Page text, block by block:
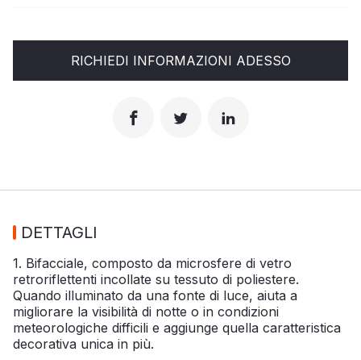
RICHIEDI INFORMAZIONI ADESSO
DETTAGLI
1. Bifacciale, composto da microsfere di vetro
retroriflettenti incollate su tessuto di poliestere.
Quando illuminato da una fonte di luce, aiuta a
migliorare la visibilità di notte o in condizioni
meteorologiche difficili e aggiunge quella caratteristica
decorativa unica in più.